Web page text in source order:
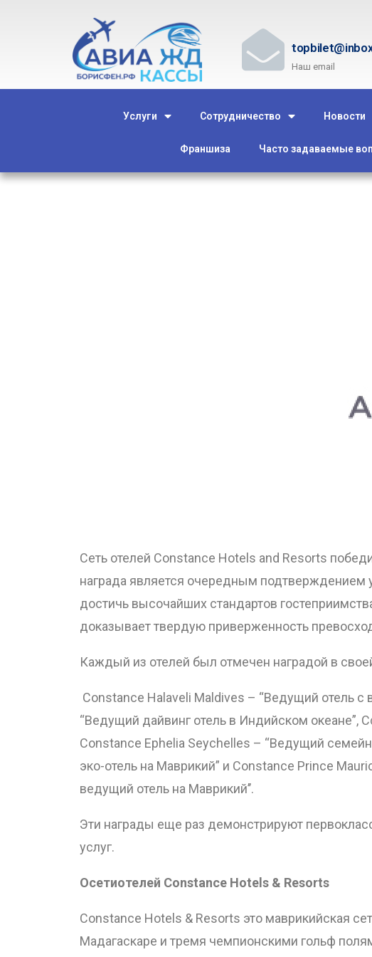
Наш email
Услуги Сотрудничество Новости
Франшиза Часто задаваемые
Сеть отелей Constance Hotels and Resorts
награда является очередным подтверждением
достичь высочайших стандартов
доказывает твердую приверженность
Каждый из отелей был отмечен наградой в
Constance Halaveli Maldives – “Ведущий отель
“Ведущий дайвинг отель в Индийском океане”,
Constance Ephelia Seychelles – “Ведущий
эко-отель на Маврикий” и Constance Prince
ведущий отель на Маврикий’’.
Эти награды еще раз демонстрируют
услуг.
Осетиотелей Constance Hotels & Resorts
Constance Hotels & Resorts это маврикийская
Мадагаскаре и тремя чемпионскими гольф